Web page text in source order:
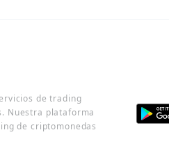
de trading
Nuestra plataforma
de criptomonedas